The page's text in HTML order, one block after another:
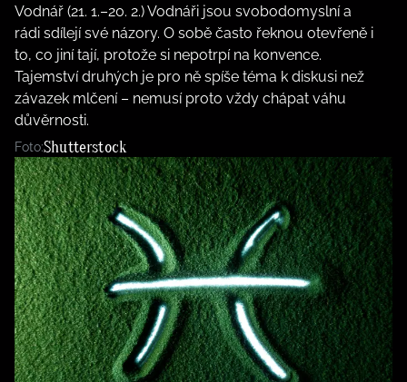
Vodnář (21. 1.–20. 2.) Vodnáři jsou svobodomyslní a
rádi sdílejí své názory. O sobě často řeknou otevřeně i
to, co jiní tají, protože si nepotrpí na konvence.
Tajemství druhých je pro ně spíše téma k diskusi než
závazek mlčení – nemusí proto vždy chápat váhu
důvěrnosti.
Foto:Shutterstock